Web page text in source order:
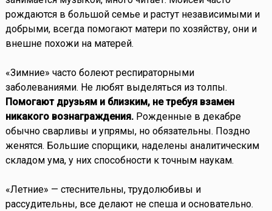
рождаются в большой семье и растут независимыми и
добрыми, всегда помогают матери по хозяйству, они и
внешне похожи на матерей.
«Зимние» часто болеют респираторными
заболеваниями. Не любят выделяться из толпы.
Помогают друзьям и близким, не требуя взамен
никакого вознаграждения.Рожденные в декабре
обычно сварливы и упрямы, но обязательны. Поздно
женятся. Большие спорщики, наделены аналитическим
складом ума, у них способности к точным наукам.
«Летние» — стеснительны, трудолюбивы и
рассудительны, все делают не спеша и основательно.